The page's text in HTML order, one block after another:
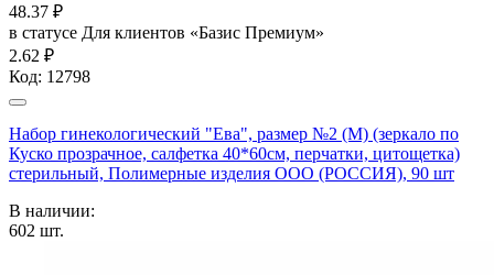
48.37 ₽
в статусе Для клиентов «Базис Премиум»
2.62 ₽
Код: 12798
Набор гинекологический "Ева", размер №2 (М) (зеркало по
Куско прозрачное, салфетка 40*60см, перчатки, цитощетка)
стерильный, Полимерные изделия OOO (РОССИЯ), 90 шт
В наличии:
602 шт.